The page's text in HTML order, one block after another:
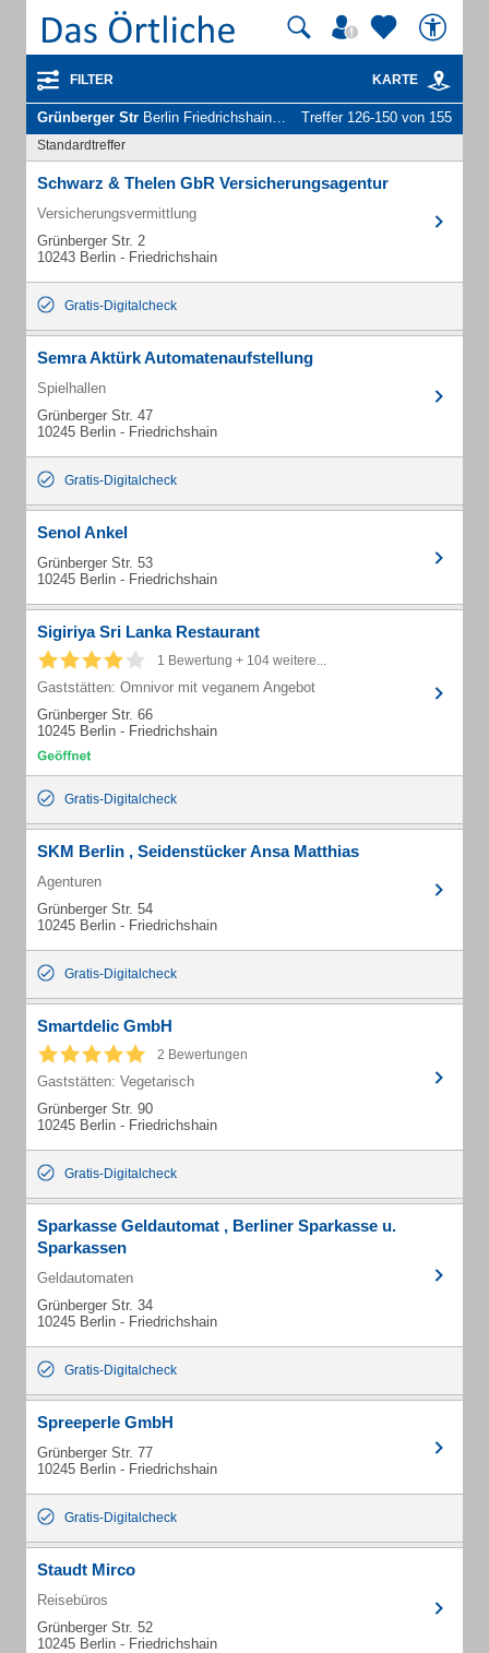
FILTER KARTE
Grünberger Str Berlin Friedrichshain - Unternehmen und Personen Treffer 126-150 von 155
Standardtreffer
Schwarz & Thelen GbR Versicherungsagentur
Versicherungsvermittlung
Grünberger Str. 2
10243 Berlin - Friedrichshain
Gratis-Digitalcheck
Semra Aktürk Automatenaufstellung
Spielhallen
Grünberger Str. 47
10245 Berlin - Friedrichshain
Gratis-Digitalcheck
Senol Ankel
Grünberger Str. 53
10245 Berlin - Friedrichshain
Sigiriya Sri Lanka Restaurant
1 Bewertung + 104 weitere...
Gaststätten: Omnivor mit veganem Angebot
Grünberger Str. 66
10245 Berlin - Friedrichshain
Gratis-Digitalcheck
SKM Berlin , Seidenstücker Ansa Matthias
Agenturen
Grünberger Str. 54
10245 Berlin - Friedrichshain
Gratis-Digitalcheck
Smartdelic GmbH
2 Bewertungen
Gaststätten: Vegetarisch
Grünberger Str. 90
10245 Berlin - Friedrichshain
Gratis-Digitalcheck
Sparkasse Geldautomat , Berliner Sparkasse u.
Sparkassen
Geldautomaten
Grünberger Str. 34
10245 Berlin - Friedrichshain
Gratis-Digitalcheck
Spreeperle GmbH
Grünberger Str. 77
10245 Berlin - Friedrichshain
Gratis-Digitalcheck
Staudt Mirco
Reisebüros
Grünberger Str. 52
10245 Berlin - Friedrichshain